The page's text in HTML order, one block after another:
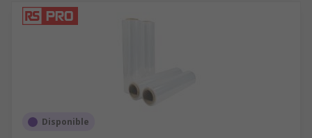
Disponible